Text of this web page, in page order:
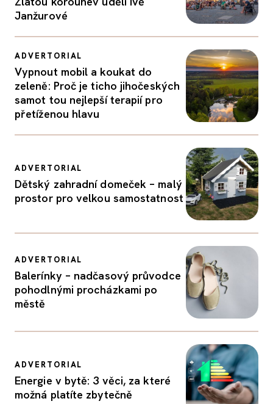
Janžurové
ADVERTORIAL
Vypnout mobil a koukat do
zeleně: Proč je ticho jihočeských
samot tou nejlepší terapií pro
přetíženou hlavu
ADVERTORIAL
Dětský zahradní domeček – malý
prostor pro velkou samostatnost
ADVERTORIAL
Balerínky – nadčasový průvodce
pohodlnými procházkami po
městě
ADVERTORIAL
Energie v bytě: 3 věci, za které
možná platíte zbytečně